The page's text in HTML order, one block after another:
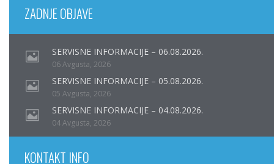
ZADNJE OBJAVE
SERVISNE INFORMACIJE – 06.08.2026.
06 Avgusta, 2026
SERVISNE INFORMACIJE – 05.08.2026.
05 Avgusta, 2026
SERVISNE INFORMACIJE – 04.08.2026.
04 Avgusta, 2026
KONTAKT INFO